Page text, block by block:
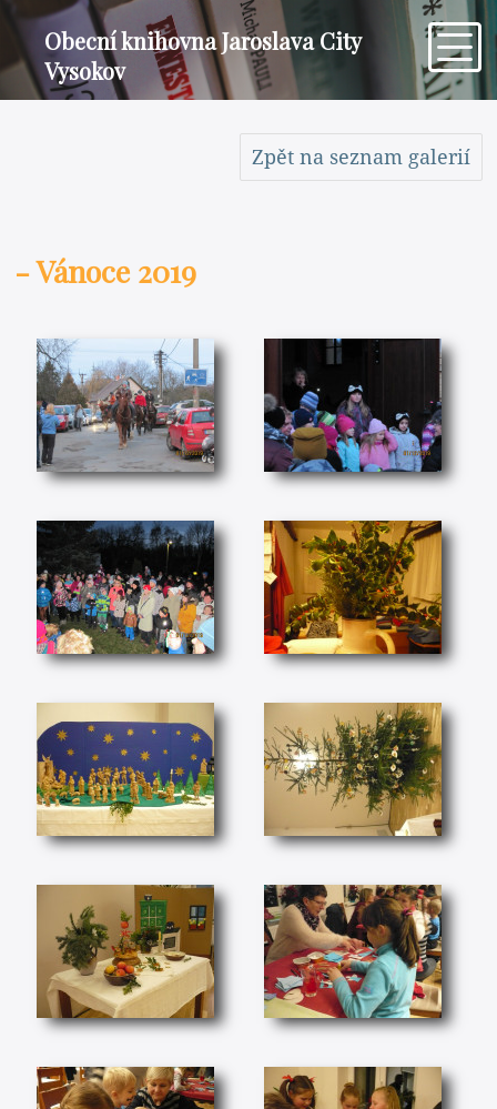
Obecní knihovna Jaroslava City
Vysokov
Zpět na seznam galerií
- Vánoce 2019